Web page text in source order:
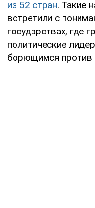
из 52 стран. Такие
встретили с
государствах, где
политические
борющимся против